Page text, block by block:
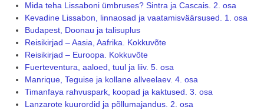
Mida teha Lissaboni ümbruses? Sintra ja Cascais. 2. osa
Kevadine Lissabon, linnaosad ja vaatamisväärsused. 1. osa
Budapest, Doonau ja talisuplus
Reisikirjad – Aasia, Aafrika. Kokkuvõte
Reisikirjad – Euroopa. Kokkuvõte
Fuerteventura, aaloed, tuul ja liiv. 5. osa
Manrique, Teguise ja kollane allveelaev. 4. osa
Timanfaya rahvuspark, koopad ja kaktused. 3. osa
Lanzarote kuurordid ja põllumajandus. 2. osa